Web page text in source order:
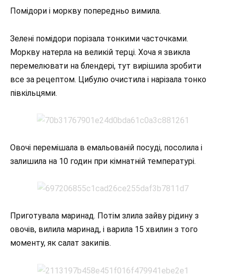
Помідори і моркву попередньо вимила.
Зелені помідори порізала тонкими часточками.
Моркву натерла на великій терці. Хоча я звикла
перемелювати на блендері, тут вирішила зробити
все за рецептом. Цибулю очистила і нарізала тонко
півкільцями.
Овочі перемішала в емальованій посуді, посолила і
залишила на 10 годин при кімнатній температурі.
Приготувала маринад. Потім злила зайву рідину з
овочів, вилила маринад, і варила 15 хвилин з того
моменту, як салат закипів.